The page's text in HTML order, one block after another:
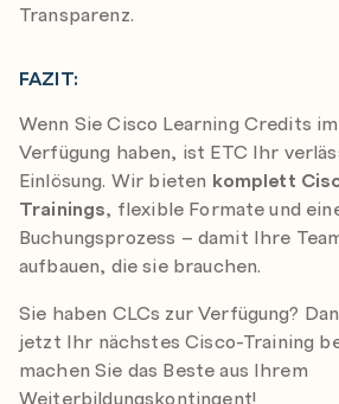
Transparenz.
FAZIT:
Wenn Sie Cisco Learning Credits
Verfügung haben, ist ETC Ihr
Einlösung. Wir bieten komplett
Trainings, flexible Formate und
Buchungsprozess – damit Ihre
aufbauen, die sie brauchen.
Sie haben CLCs zur Verfügung?
jetzt Ihr nächstes Cisco-Training
machen Sie das Beste aus Ihrem
Weiterbildungskontingent!